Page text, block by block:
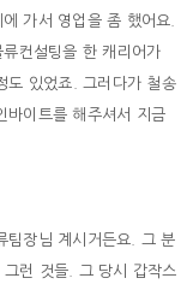
가서 영업을 좀 했어요.
컨설팅을 한 캐리어가
도 있었죠. 그러다가 철송
바이트를 해주셔서 지금
장님 계시거든요. 그 분
런 것들. 그 당시 갑작스